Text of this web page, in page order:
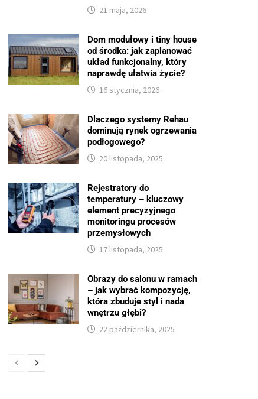
21 maja, 2026
Dom modułowy i tiny house
od środka: jak zaplanować
układ funkcjonalny, który
naprawdę ułatwia życie?
16 stycznia, 2026
Dlaczego systemy Rehau
dominują rynek ogrzewania
podłogowego?
20 listopada, 2025
Rejestratory do
temperatury – kluczowy
element precyzyjnego
monitoringu procesów
przemysłowych
17 listopada, 2025
Obrazy do salonu w ramach
– jak wybrać kompozycję,
która zbuduje styl i nada
wnętrzu głębi?
22 października, 2025